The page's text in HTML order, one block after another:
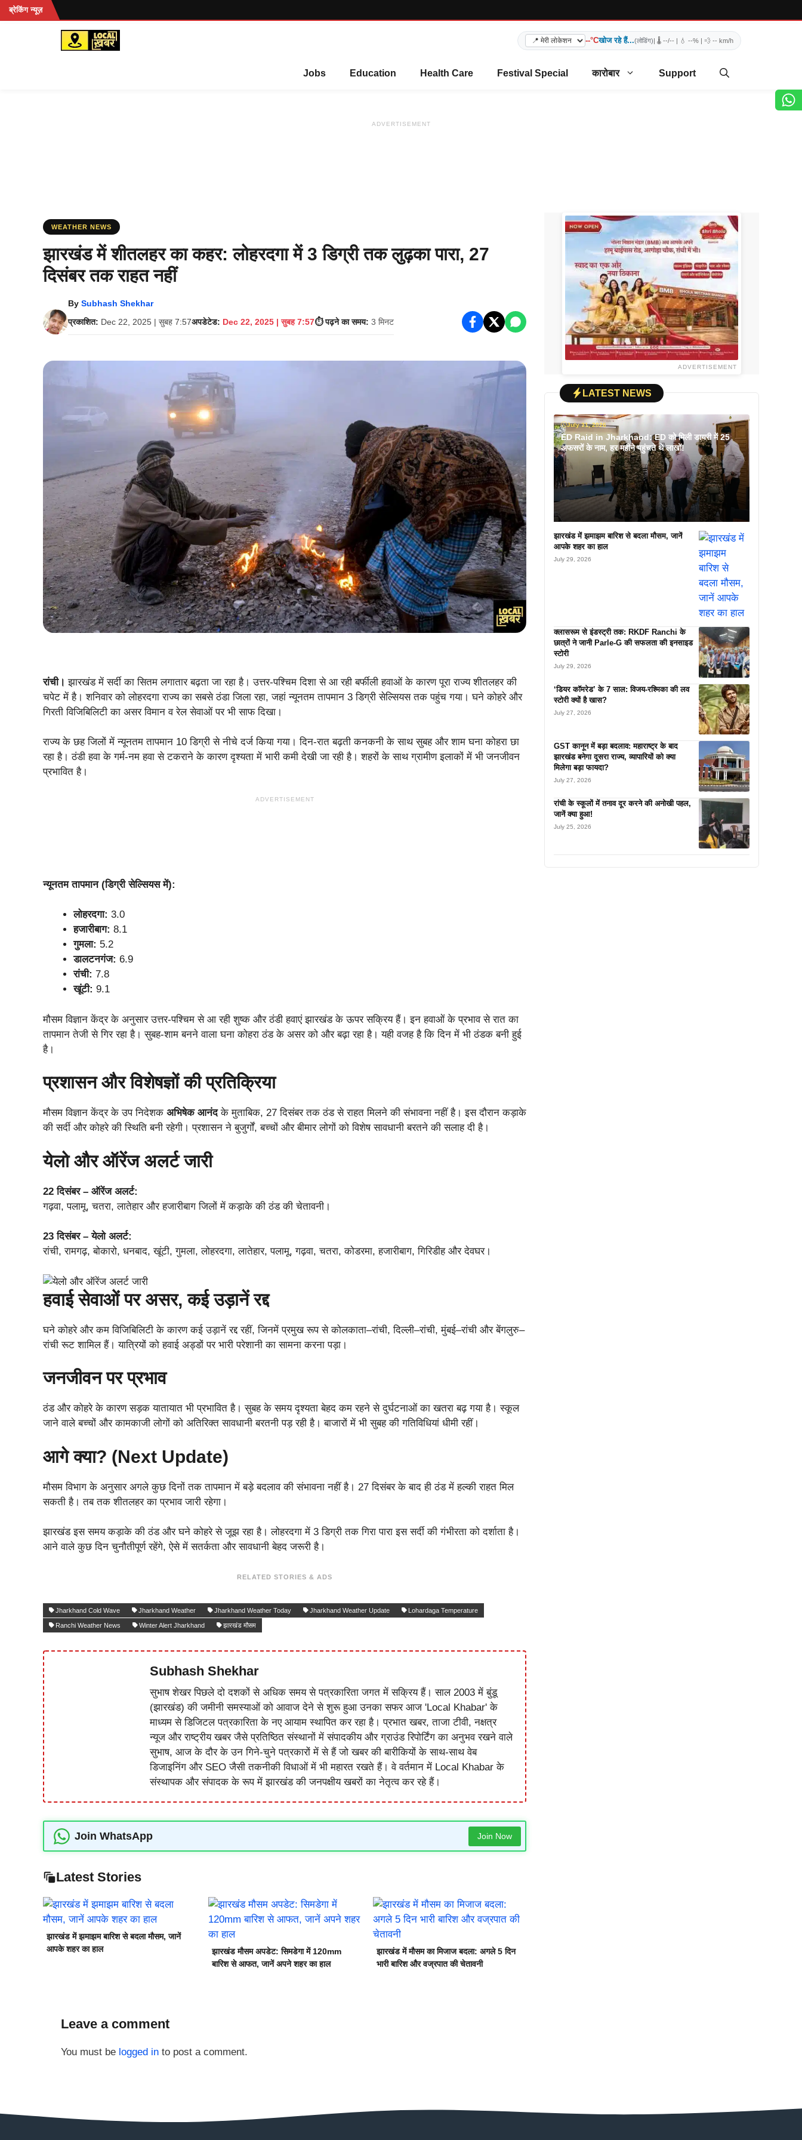
Skip
to
ब्रेकिंग न्यूज़
--°Cखोज रहे हैं...(लोडिंग)| 🌡️ --/-- | 💧 --% | 💨 -- km/h
Jobs Education Health Care Festival Special कारोबार Support
ADVERTISEMENT
WEATHER NEWS
झारखंड में शीतलहर का कहर: लोहरदगा में 3 डिग्री तक लुढ़का पारा, 27
दिसंबर तक राहत नहीं
By Subhash Shekhar
प्रकाशित: Dec 22, 2025 | सुबह 7:57अपडेटेड: Dec 22, 2025 | सुबह 7:57⏱️ पढ़ने का समय: 3 मिनट
रांची। झारखंड में सर्दी का सितम लगातार बढ़ता जा रहा है। उत्तर-पश्चिम दिशा से आ रही बर्फीली हवाओं के कारण पूरा राज्य शीतलहर की
चपेट में है। शनिवार को लोहरदगा राज्य का सबसे ठंडा जिला रहा, जहां न्यूनतम तापमान 3 डिग्री सेल्सियस तक पहुंच गया। घने कोहरे और
गिरती विजिबिलिटी का असर विमान व रेल सेवाओं पर भी साफ दिखा।
राज्य के छह जिलों में न्यूनतम तापमान 10 डिग्री से नीचे दर्ज किया गया। दिन-रात बढ़ती कनकनी के साथ सुबह और शाम घना कोहरा छा
रहा है। ठंडी हवा के गर्म-नम हवा से टकराने के कारण दृश्यता में भारी कमी देखी जा रही है। शहरों के साथ ग्रामीण इलाकों में भी जनजीवन
प्रभावित है।
ADVERTISEMENT
न्यूनतम तापमान (डिग्री सेल्सियस में):
लोहरदगा: 3.0
हजारीबाग: 8.1
गुमला: 5.2
डालटनगंज: 6.9
रांची: 7.8
खूंटी: 9.1
मौसम विज्ञान केंद्र के अनुसार उत्तर-पश्चिम से आ रही शुष्क और ठंडी हवाएं झारखंड के ऊपर सक्रिय हैं। इन हवाओं के प्रभाव से रात का
तापमान तेजी से गिर रहा है। सुबह-शाम बनने वाला घना कोहरा ठंड के असर को और बढ़ा रहा है। यही वजह है कि दिन में भी ठंडक बनी हुई
है।
प्रशासन और विशेषज्ञों की प्रतिक्रिया
मौसम विज्ञान केंद्र के उप निदेशक अभिषेक आनंदके मुताबिक, 27 दिसंबर तक ठंड से राहत मिलने की संभावना नहीं है। इस दौरान कड़ाके
की सर्दी और कोहरे की स्थिति बनी रहेगी। प्रशासन ने बुजुर्गों, बच्चों और बीमार लोगों को विशेष सावधानी बरतने की सलाह दी है।
येलो और ऑरेंज अलर्ट जारी
22 दिसंबर – ऑरेंज अलर्ट:
गढ़वा, पलामू, चतरा, लातेहार और हजारीबाग जिलों में कड़ाके की ठंड की चेतावनी।
23 दिसंबर – येलो अलर्ट:
रांची, रामगढ़, बोकारो, धनबाद, खूंटी, गुमला, लोहरदगा, लातेहार, पलामू, गढ़वा, चतरा, कोडरमा, हजारीबाग, गिरिडीह और देवघर।
हवाई सेवाओं पर असर, कई उड़ानें रद्द
घने कोहरे और कम विजिबिलिटी के कारण कई उड़ानें रद्द रहीं, जिनमें प्रमुख रूप से कोलकाता–रांची, दिल्ली–रांची, मुंबई–रांची और बेंगलुरु–
रांची रूट शामिल हैं। यात्रियों को हवाई अड्डों पर भारी परेशानी का सामना करना पड़ा।
जनजीवन पर प्रभाव
ठंड और कोहरे के कारण सड़क यातायात भी प्रभावित है। सुबह के समय दृश्यता बेहद कम रहने से दुर्घटनाओं का खतरा बढ़ गया है। स्कूल
जाने वाले बच्चों और कामकाजी लोगों को अतिरिक्त सावधानी बरतनी पड़ रही है। बाजारों में भी सुबह की गतिविधियां धीमी रहीं।
आगे क्या? (Next Update)
मौसम विभाग के अनुसार अगले कुछ दिनों तक तापमान में बड़े बदलाव की संभावना नहीं है। 27 दिसंबर के बाद ही ठंड में हल्की राहत मिल
सकती है। तब तक शीतलहर का प्रभाव जारी रहेगा।
झारखंड इस समय कड़ाके की ठंड और घने कोहरे से जूझ रहा है। लोहरदगा में 3 डिग्री तक गिरा पारा इस सर्दी की गंभीरता को दर्शाता है।
आने वाले कुछ दिन चुनौतीपूर्ण रहेंगे, ऐसे में सतर्कता और सावधानी बेहद जरूरी है।
RELATED STORIES & ADS
Jharkhand Cold Wave Jharkhand Weather Jharkhand Weather Today Jharkhand Weather Update Lohardaga Temperature
Ranchi Weather News Winter Alert Jharkhand झारखंड मौसम
Subhash Shekhar
सुभाष शेखर पिछले दो दशकों से अधिक समय से पत्रकारिता जगत में सक्रिय हैं। साल 2003 में बुंडू
(झारखंड) की जमीनी समस्याओं को आवाज देने से शुरू हुआ उनका सफर आज 'Local Khabar' के
माध्यम से डिजिटल पत्रकारिता के नए आयाम स्थापित कर रहा है। प्रभात खबर, ताजा टीवी, नक्षत्र
न्यूज और राष्ट्रीय खबर जैसे प्रतिष्ठित संस्थानों में संपादकीय और ग्राउंड रिपोर्टिंग का अनुभव रखने वाले
सुभाष, आज के दौर के उन गिने-चुने पत्रकारों में से हैं जो खबर की बारीकियों के साथ-साथ वेब
डिजाइनिंग और SEO जैसी तकनीकी विधाओं में भी महारत रखते हैं। वे वर्तमान में Local Khabar के
संस्थापक और संपादक के रूप में झारखंड की जनपक्षीय खबरों का नेतृत्व कर रहे हैं।
Join WhatsApp Join Now
Latest Stories
झारखंड में झमाझम बारिश से बदला मौसम, जानें
आपके शहर का हाल
झारखंड मौसम अपडेट: सिमडेगा में 120mm
बारिश से आफत, जानें अपने शहर का हाल
झारखंड में मौसम का मिजाज बदला: अगले 5 दिन
भारी बारिश और वज्रपात की चेतावनी
Leave a comment
You must be logged in to post a comment.
ADVERTISEMENT
LATEST NEWS
July 31, 2026
ED Raid in Jharkhand: ED को मिली डायरी में 25
अफसरों के नाम, हर महीने पहुंचते थे लाखों!
झारखंड में झमाझम बारिश से बदला मौसम, जानें
आपके शहर का हाल
July 29, 2026
क्लासरूम से इंडस्ट्री तक: RKDF Ranchi के
छात्रों ने जानी Parle-G की सफलता की इनसाइड
स्टोरी
July 29, 2026
‘डियर कॉमरेड’ के 7 साल: विजय-रश्मिका की लव
स्टोरी क्यों है खास?
July 27, 2026
GST कानून में बड़ा बदलाव: महाराष्ट्र के बाद
झारखंड बनेगा दूसरा राज्य, व्यापारियों को क्या
मिलेगा बड़ा फायदा?
July 27, 2026
रांची के स्कूलों में तनाव दूर करने की अनोखी पहल,
जानें क्या हुआ!
July 25, 2026